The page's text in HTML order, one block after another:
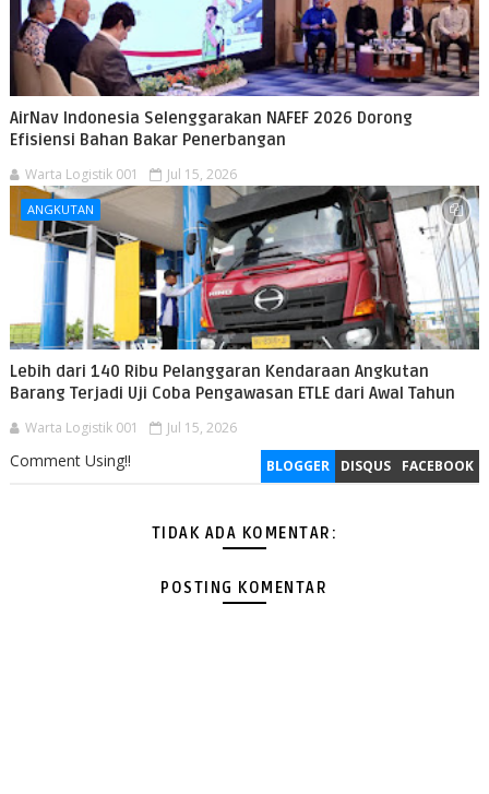
AirNav Indonesia Selenggarakan NAFEF 2026 Dorong
Efisiensi Bahan Bakar Penerbangan
Warta Logistik 001 Jul 15, 2026
ANGKUTAN
Lebih dari 140 Ribu Pelanggaran Kendaraan Angkutan
Barang Terjadi Uji Coba Pengawasan ETLE dari Awal Tahun
Warta Logistik 001 Jul 15, 2026
BLOGGER DISQUS FACEBOOK
Comment Using!!
TIDAK ADA KOMENTAR:
POSTING KOMENTAR